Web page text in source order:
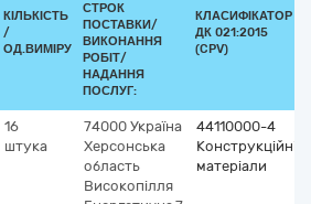
КІЛЬКІСТЬ
/
ОД.ВИМІРУ
СТРОК
ПОСТАВКИ/
ВИКОНАННЯ
РОБІТ/
НАДАННЯ
ПОСЛУГ:
КЛАСИФІКАТОР
ДК 021:2015
(CPV)
16
штука
74000 Україна
Херсонська
область
Високопілля
44110000-4
Конструкційні
матеріали